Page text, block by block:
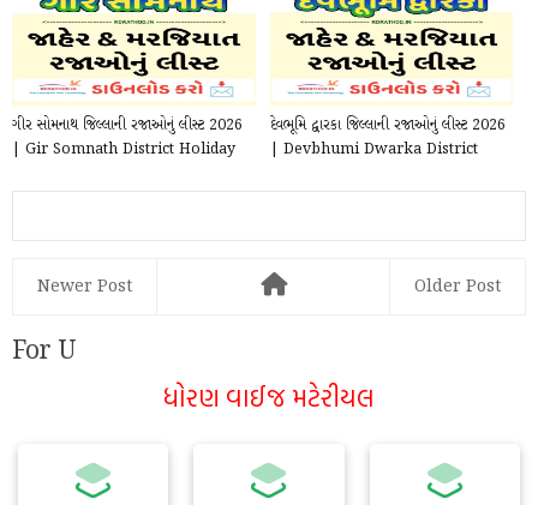
ગીર સોમનાથ જિલ્લાની રજાઓનું લીસ્ટ 2026
| Gir Somnath District Holiday
દેવભૂમિ દ્વારકા જિલ્લાની રજાઓનું લીસ્ટ 2026
| Devbhumi Dwarka District
Newer Post Older Post
For U
ધોરણ વાઈજ મટેરીયલ